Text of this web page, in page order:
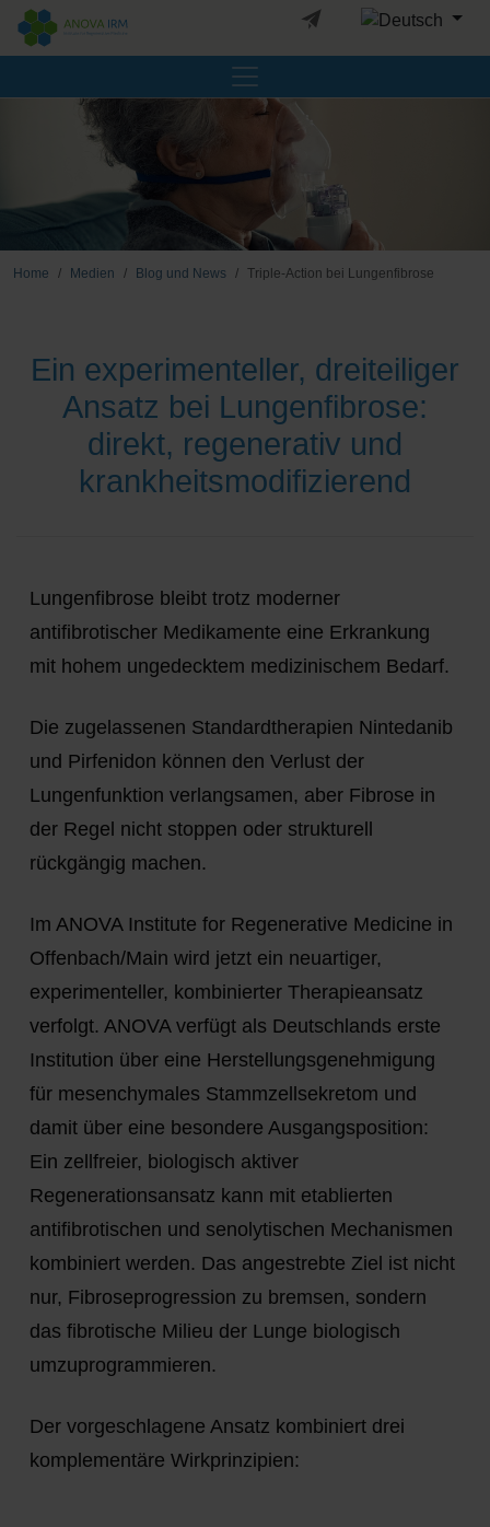
Sprache
Home Medien Blog und News Triple-Action bei Lungenfibrose
Ein experimenteller, dreiteiliger
Ansatz bei Lungenfibrose:
direkt, regenerativ und
krankheitsmodifizierend
Lungenfibrose bleibt trotz moderner
antifibrotischer Medikamente eine Erkrankung
mit hohem ungedecktem medizinischem Bedarf.
Die zugelassenen Standardtherapien Nintedanib
und Pirfenidon können den Verlust der
Lungenfunktion verlangsamen, aber Fibrose in
der Regel nicht stoppen oder strukturell
rückgängig machen.
Im ANOVA Institute for Regenerative Medicine in
Offenbach/Main wird jetzt ein neuartiger,
experimenteller, kombinierter Therapieansatz
verfolgt. ANOVA verfügt als Deutschlands erste
Institution über eine Herstellungsgenehmigung
für mesenchymales Stammzellsekretom und
damit über eine besondere Ausgangsposition:
Ein zellfreier, biologisch aktiver
Regenerationsansatz kann mit etablierten
antifibrotischen und senolytischen Mechanismen
kombiniert werden. Das angestrebte Ziel ist nicht
nur, Fibroseprogression zu bremsen, sondern
das fibrotische Milieu der Lunge biologisch
umzuprogrammieren.
Der vorgeschlagene Ansatz kombiniert drei
komplementäre Wirkprinzipien: